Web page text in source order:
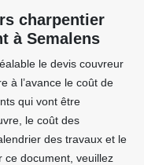
charpentier
à Semalens
le devis couvreur
à l’avance le coût de
qui vont être
le coût des
des travaux et le
ce document, veuillez